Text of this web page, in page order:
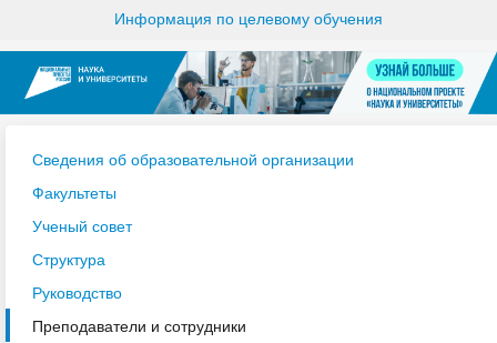
Информация по целевому обучения
Сведения об образовательной организации
Факультеты
Ученый совет
Структура
Руководство
Преподаватели и сотрудники